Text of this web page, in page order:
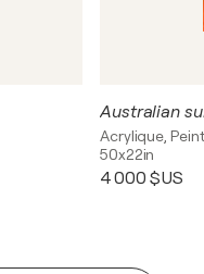
Australian
Acrylique,
50x22in
4 000 $US